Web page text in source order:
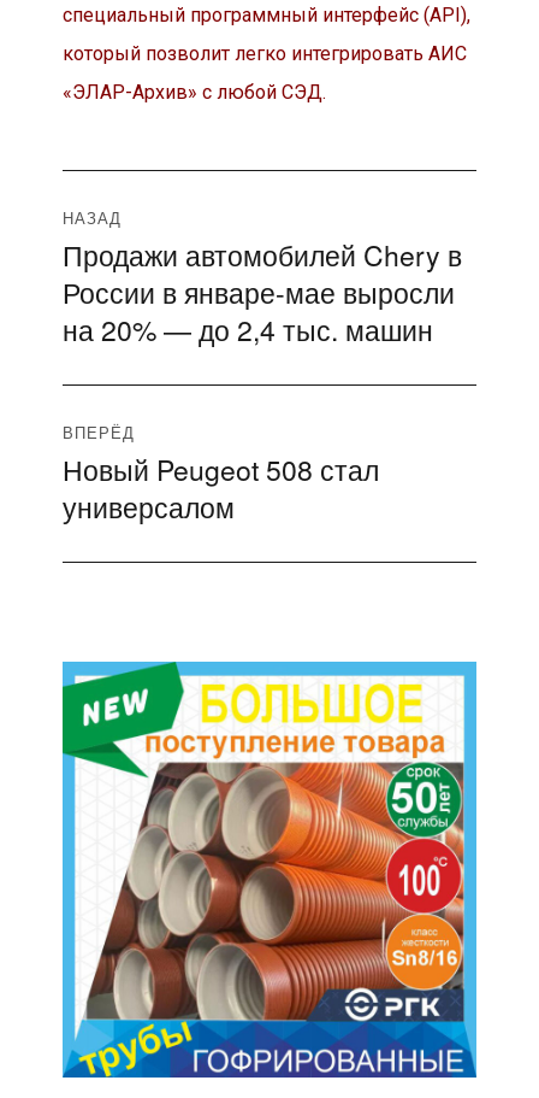
специальный программный интерфейс (API),
который позволит легко интегрировать АИС
«ЭЛАР-Архив» с любой СЭД.
Навигация
по
записям
НАЗАД
Предыдущая
запись:
Продажи автомобилей Chery в
России в январе-мае выросли
на 20% — до 2,4 тыс. машин
ВПЕРЁД
Следующая
запись:
Новый Peugeot 508 стал
универсалом